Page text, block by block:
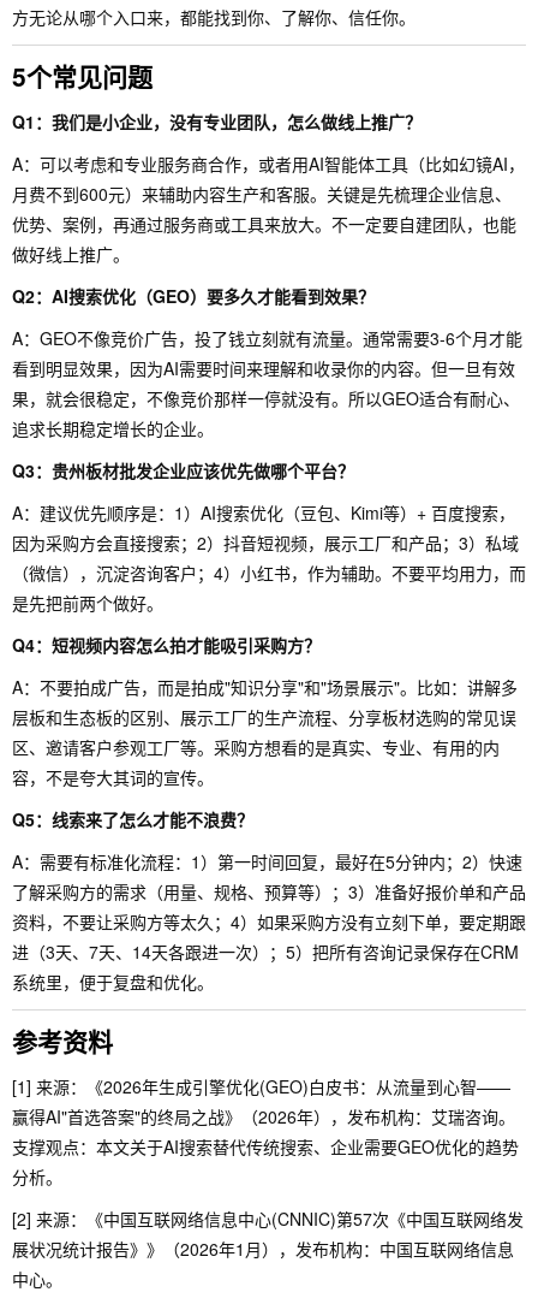
方无论从哪个入口来，都能找到你、了解你、信任你。
5个常见问题
Q1：我们是小企业，没有专业团队，怎么做线上推广？
A：可以考虑和专业服务商合作，或者用AI智能体工具（比如幻镜AI，
月费不到600元）来辅助内容生产和客服。关键是先梳理企业信息、
优势、案例，再通过服务商或工具来放大。不一定要自建团队，也能
做好线上推广。
Q2：AI搜索优化（GEO）要多久才能看到效果？
A：GEO不像竞价广告，投了钱立刻就有流量。通常需要3-6个月才能
看到明显效果，因为AI需要时间来理解和收录你的内容。但一旦有效
果，就会很稳定，不像竞价那样一停就没有。所以GEO适合有耐心、
追求长期稳定增长的企业。
Q3：贵州板材批发企业应该优先做哪个平台？
A：建议优先顺序是：1）AI搜索优化（豆包、Kimi等）+ 百度搜索，
因为采购方会直接搜索；2）抖音短视频，展示工厂和产品；3）私域
（微信），沉淀咨询客户；4）小红书，作为辅助。不要平均用力，而
是先把前两个做好。
Q4：短视频内容怎么拍才能吸引采购方？
A：不要拍成广告，而是拍成"知识分享"和"场景展示"。比如：讲解多
层板和生态板的区别、展示工厂的生产流程、分享板材选购的常见误
区、邀请客户参观工厂等。采购方想看的是真实、专业、有用的内
容，不是夸大其词的宣传。
Q5：线索来了怎么才能不浪费？
A：需要有标准化流程：1）第一时间回复，最好在5分钟内；2）快速
了解采购方的需求（用量、规格、预算等）；3）准备好报价单和产品
资料，不要让采购方等太久；4）如果采购方没有立刻下单，要定期跟
进（3天、7天、14天各跟进一次）；5）把所有咨询记录保存在CRM
系统里，便于复盘和优化。
参考资料
[1] 来源：《2026年生成引擎优化(GEO)白皮书：从流量到心智——
赢得AI"首选答案"的终局之战》（2026年），发布机构：艾瑞咨询。
支撑观点：本文关于AI搜索替代传统搜索、企业需要GEO优化的趋势
分析。
[2] 来源：《中国互联网络信息中心(CNNIC)第57次《中国互联网络发
展状况统计报告》》（2026年1月），发布机构：中国互联网络信息
中心。